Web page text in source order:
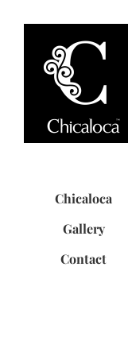
Chicaloca
Gallery
Contact